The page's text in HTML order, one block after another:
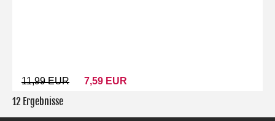
11,99 EUR 7,59 EUR
12 Ergebnisse